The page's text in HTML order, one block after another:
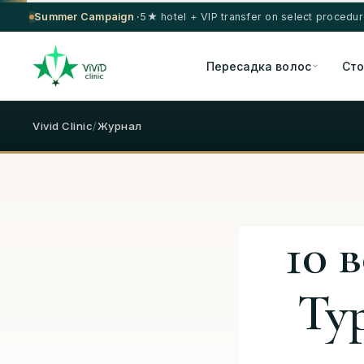
Summer Campaign ·5★ hotel + VIP transfer on select
Пересадка волос
Vivid Clinic/Журнал
10